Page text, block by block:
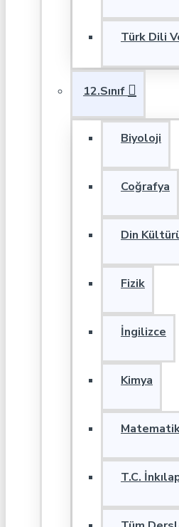
Türk Dili
12.Sınıf
Biyoloji
Coğrafya
Din
Fizik
İngilizce
Kimya
T.C.